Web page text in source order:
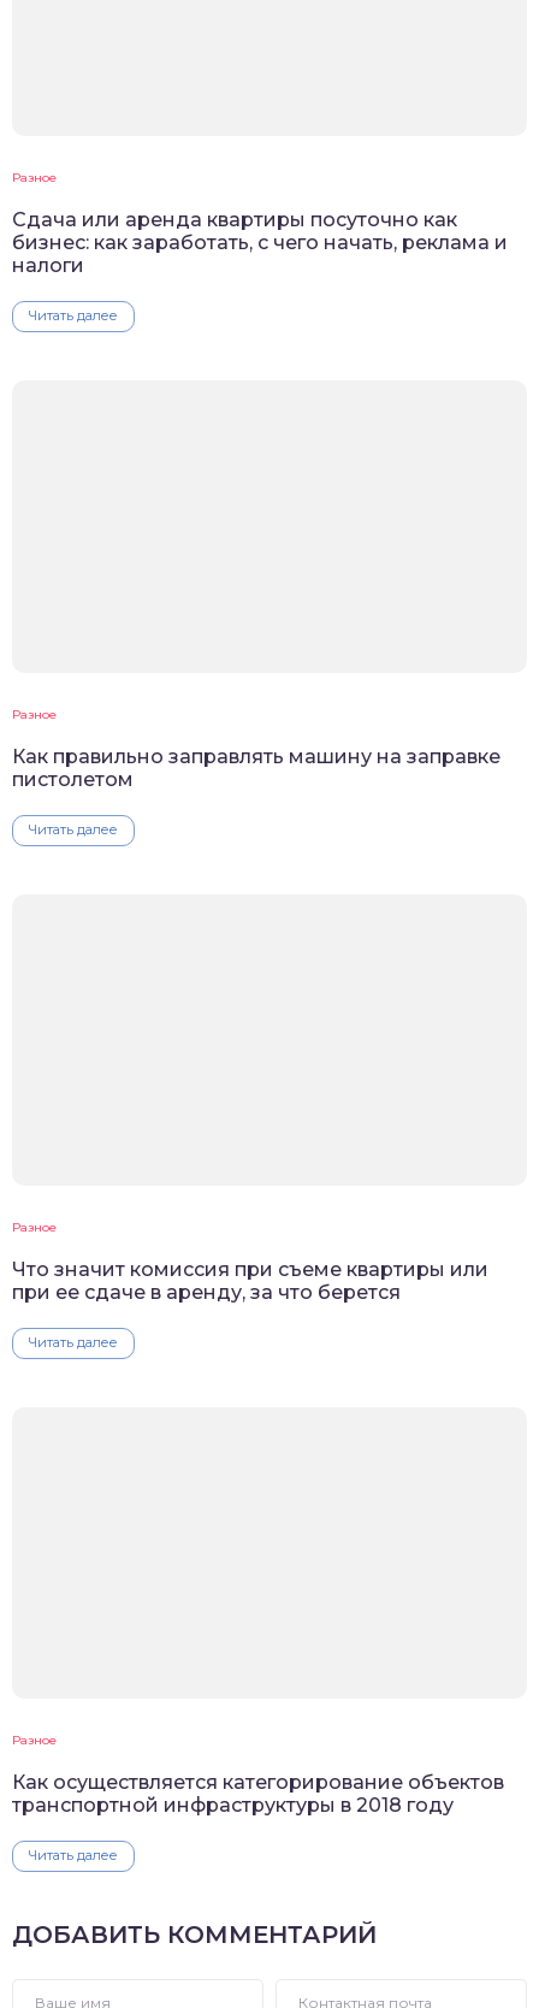
Разное
Сдача или аренда квартиры посуточно как
бизнес: как заработать, с чего начать, реклама и
налоги
Читать далее
Разное
Как правильно заправлять машину на заправке
пистолетом
Читать далее
Разное
Что значит комиссия при съеме квартиры или
при ее сдаче в аренду, за что берется
Читать далее
Разное
Как осуществляется категорирование объектов
транспортной инфраструктуры в 2018 году
Читать далее
ДОБАВИТЬ КОММЕНТАРИЙ